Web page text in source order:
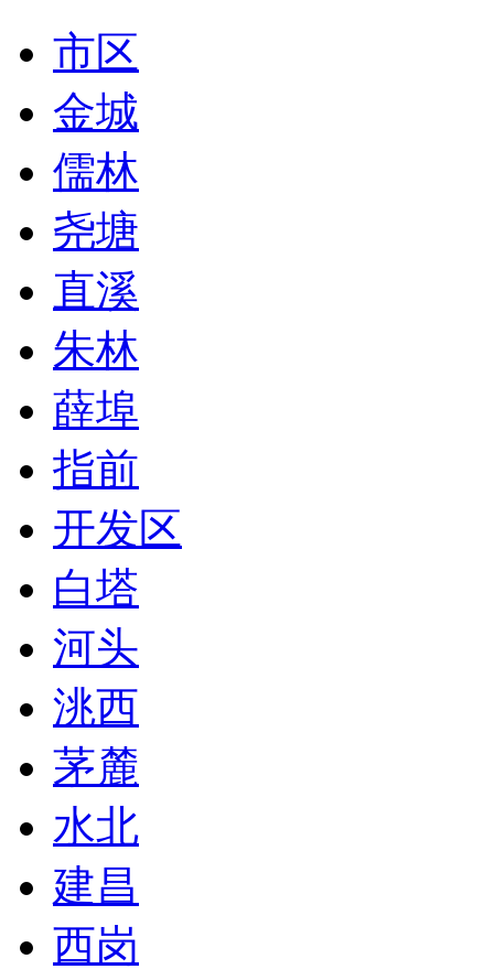
市区
金城
儒林
尧塘
直溪
朱林
薛埠
指前
开发区
白塔
河头
洮西
茅麓
水北
建昌
西岗